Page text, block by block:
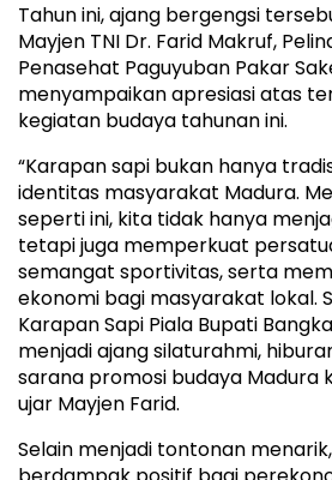
Tahun ini, ajang bergengsi
Mayjen TNI Dr. Farid Makruf,
Penasehat Paguyuban Pakar
menyampaikan apresiasi atas
kegiatan budaya tahunan ini.
“Karapan sapi bukan hanya
identitas masyarakat Madura.
seperti ini, kita tidak hanya
tetapi juga memperkuat
semangat sportivitas, serta
ekonomi bagi masyarakat lokal.
Karapan Sapi Piala Bupati
menjadi ajang silaturahmi,
sarana promosi budaya Madura
ujar Mayjen Farid.
Selain menjadi tontonan